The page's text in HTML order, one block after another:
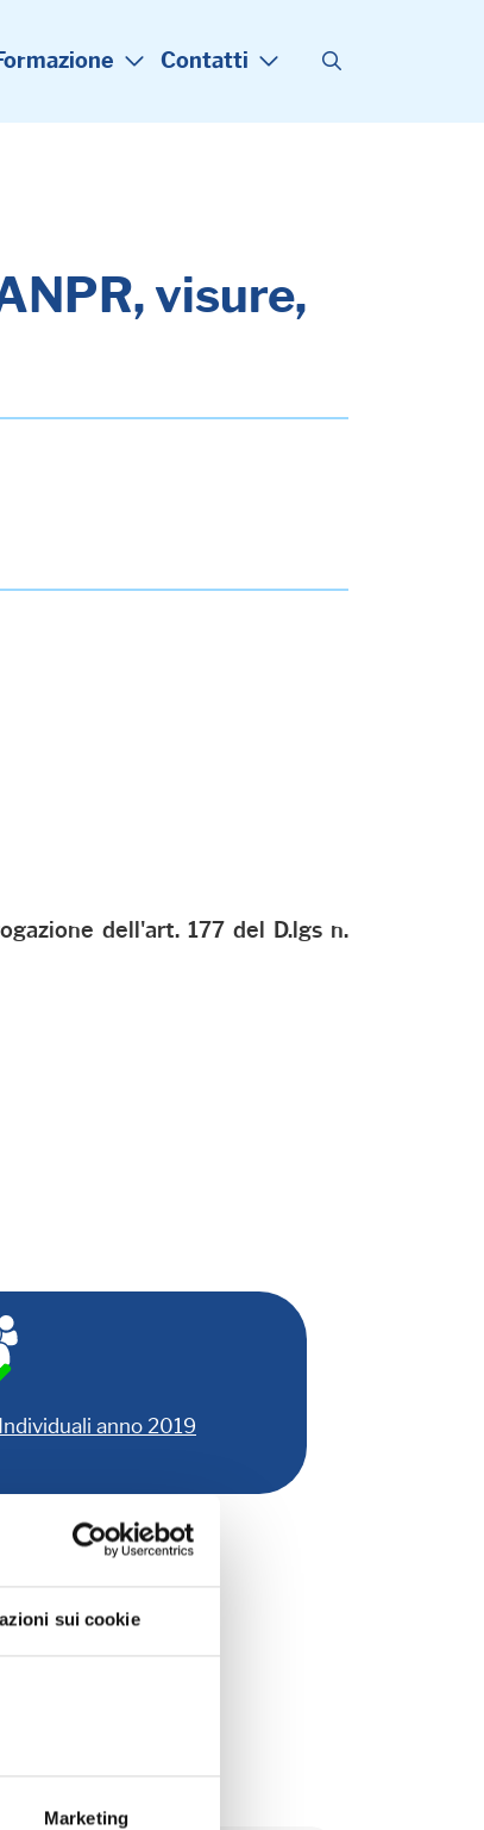
sui cookie
Marketing
Contatti
visure,
dell'art. 177 del D.lgs n.
anno 2019